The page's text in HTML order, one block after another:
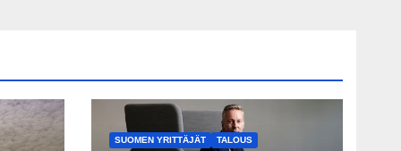
SUOMEN YRITTÄJÄT TALOUS